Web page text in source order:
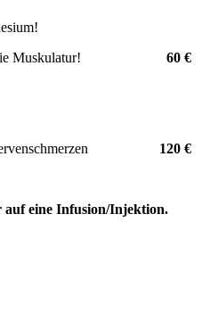
die Muskulatur! 60 €
Nervenschmerzen 120 €
auf eine Infusion/Injektion.